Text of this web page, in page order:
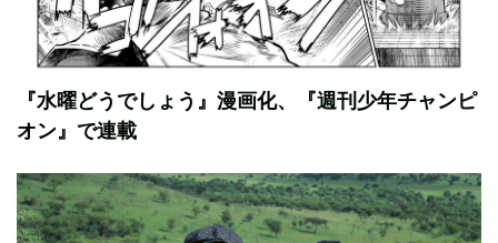
『水曜どうでしょう』漫画化、『週刊少年チャンピ
オン』で連載